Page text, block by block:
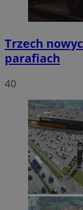
Trzech
parafiach
40